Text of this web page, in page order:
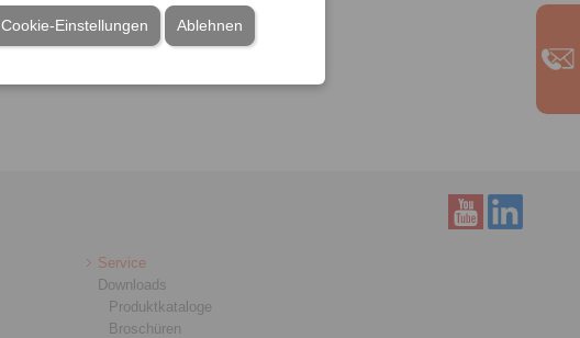
Ablehnen
Cookie-Einstellungen
Service
Downloads
Produktkataloge
Broschüren